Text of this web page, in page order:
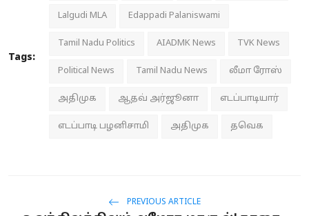
Tags:
Lalgudi MLA Edappadi Palaniswami
Tamil Nadu Politics AIADMK News TVK News
Political News Tamil Nadu News லீமா ரோஸ்
அதிமுக ஆதவ் அர்ஜூனா எடப்பாடியார்
எடப்பாடி பழனிசாமி அதிமுக தவெக
PREVIOUS ARTICLE